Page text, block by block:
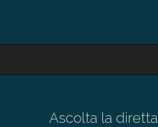
Ascolta la diretta